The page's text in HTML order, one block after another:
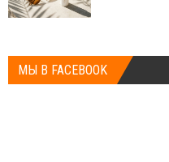
МЫ В FACEBOOK